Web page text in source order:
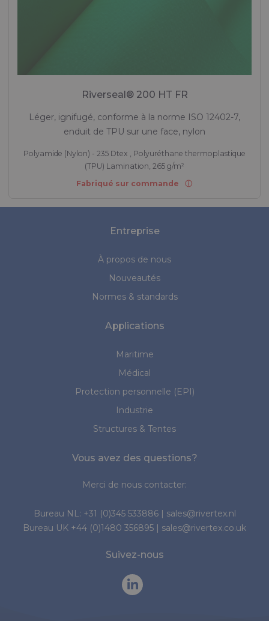
Riverseal® 200 HT FR
Léger, ignifugé, conforme à la norme ISO 12402-7,
enduit de TPU sur une face, nylon
Polyamide (Nylon) - 235 Dtex , Polyuréthane thermoplastique
(TPU) Lamination, 265 g/m²
Fabriqué sur commande
Entreprise
À propos de nous
Nouveautés
Normes & standards
Applications
Maritime
Médical
Protection personnelle (EPI)
Industrie
Structures & Tentes
Vous avez des questions?
Merci de nous contacter:
Bureau NL: +31 (0)345 533886| sales@rivertex.nl
Bureau UK +44 (0)1480 356895 | sales@rivertex.co.uk
Suivez-nous